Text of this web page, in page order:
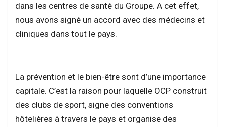
dans les centres de santé du Groupe. A cet effet,
nous avons signé un accord avec des médecins et
cliniques dans tout le pays.
La prévention et le bien-être sont d’une importance
capitale. C’est la raison pour laquelle OCP construit
des clubs de sport, signe des conventions
hôtelières à travers le pays et organise des